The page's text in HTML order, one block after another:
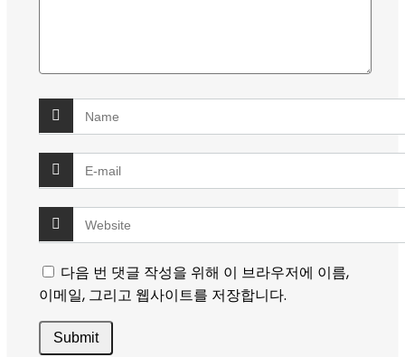
다음 번 댓글 작성을 위해 이 브라우저에 이름,
이메일, 그리고 웹사이트를 저장합니다.